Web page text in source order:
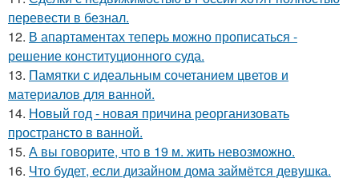
перевести в безнал.
12. В апартаментах теперь можно прописаться -
решение конституционного суда.
13. Памятки с идеальным сочетанием цветов и
материалов для ванной.
14. Новый год - новая причина реорганизовать
пространсто в ванной.
15. А вы говорите, что в 19 м. жить невозможно.
16. Что будет, если дизайном дома займётся девушка.